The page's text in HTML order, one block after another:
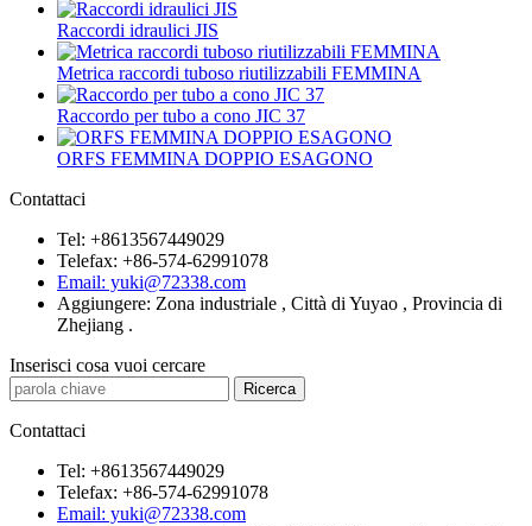
Raccordi idraulici JIS
Metrica raccordi tuboso riutilizzabili FEMMINA
Raccordo per tubo a cono JIC 37
ORFS FEMMINA DOPPIO ESAGONO
Contattaci
Tel: +8613567449029
Telefax: +86-574-62991078
Email: yuki@72338.com
Aggiungere: Zona industriale , Città di Yuyao , Provincia di
Zhejiang .
Inserisci cosa vuoi cercare
Contattaci
Tel: +8613567449029
Telefax: +86-574-62991078
Email: yuki@72338.com